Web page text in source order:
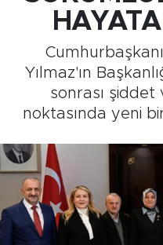
Yılmaz'ın
sonrası
noktasında yeni
Medya
Sağlık
Siyaset
Teknoloji
GURBETTEN
Foto Galeri